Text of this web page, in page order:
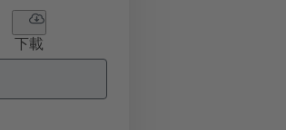
下載